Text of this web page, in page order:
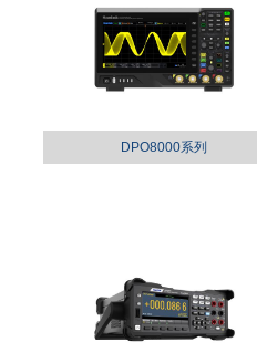
DPO8000系列